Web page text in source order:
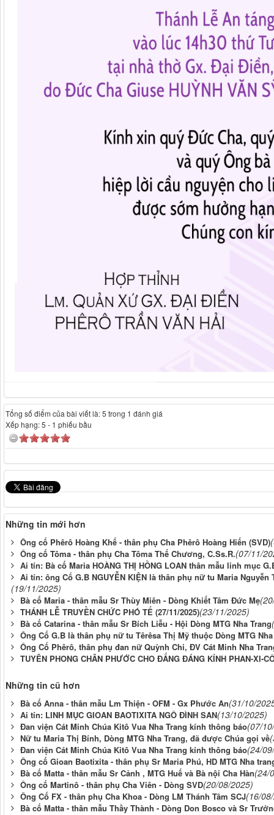
Tổng số điểm của bài viết là: 5 trong 1 đánh giá
Xếp hạng:5 - 1 phiếu bầu
Những tin mới hơn
Ông cố Phêrô Hoàng Khế - thân phụ Cha Phêrô Hoàng Hiến (SVD)
Ông cố Tôma - thân phụ Cha Tôma Thế Chương, C.Ss.R.(07/11/
Ai tín: Bà cố Maria HOÀNG THỊ HỒNG LOAN thân mẫu linh mục
Ai tín: ông Cố G.B NGUYỄN KIỆN là thân phụ nữ tu Maria
(19/11/2025)
Bà cố Maria - thân mẫu Sr Thùy Miên - Dòng Khiết Tâm Đức Mẹ
THÁNH LỄ TRUYỀN CHỨC PHÓ TẾ (27/11/2025)(23/11/2025)
Bà cố Catarina - thân mẫu Sr Bích Liễu - Hội Dòng MTG Nha Trang
Ông Cố G.B là thân phụ nữ tu Têrêsa Thị Mỹ thuộc Dòng MTG
Ông Cố Phêrô, thân phụ đan nữ Quỳnh Chi, ĐV Cát Minh Nha
TUYÊN PHONG CHÂN PHƯỚC CHO ĐẤNG ĐÁNG KÍNH PHAN-XI-
Những tin cũ hơn
Bà cố Anna - thân mẫu Lm Thiện - OFM - Gx Phước An(31/10/
Ai tín: LINH MỤC GIOAN BAOTIXITA NGÔ ĐÌNH SAN(13/10/2025)
Đan viện Cát Minh Chúa Kitô Vua Nha Trang kính thông báo(07/
Nữ tu Maria Thị Bính, Dòng MTG Nha Trang, đã được Chúa gọi về
Đan viện Cát Minh Chúa Kitô Vua Nha Trang kính thông báo(24/
Ông cố Gioan Baotixita - thân phụ Sr Maria Phú, HD MTG Nha
Bà cố Matta - thân mẫu Sr Cảnh , MTG Huế và Bà nội Cha Hàn(24/
Ông cố Martinô - thân phụ Cha Viên - Dòng SVD(20/08/2025)
Ông Cố FX - thân phụ Cha Khoa - Dòng LM Thánh Tâm SCJ(16/
Bà cố Matta - thân mẫu Thầy Thành - Dòng Don Bosco và Sr